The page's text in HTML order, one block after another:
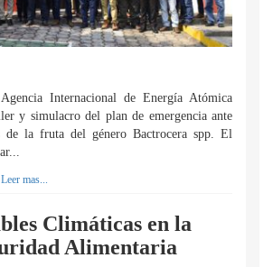
Internacional de Energía Atómica
y simulacro del plan de emergencia ante
de la fruta del género Bactrocera spp. El
Leer mas...
Climáticas en la
Alimentaria